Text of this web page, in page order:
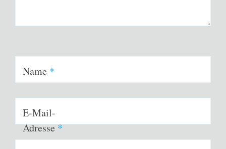
Name *
E-Mail-
Adresse*